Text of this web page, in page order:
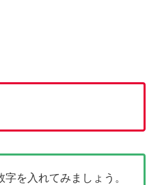
を入れてみましょう。